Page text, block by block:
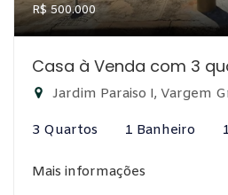
R$ 500.000
Casa à Venda com 3
Jardim Paraiso I, Vargem
3 Quartos 1 Banheiro
Mais informações